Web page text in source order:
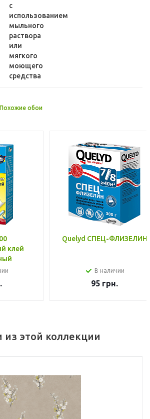
с
использованием
мыльного
раствора
или
мягкого
моющего
средства
Похожие обои
клей
Quelyd СПЕЦ-ФЛИЗЕЛИН
В наличии
95 грн.
из этой коллекции